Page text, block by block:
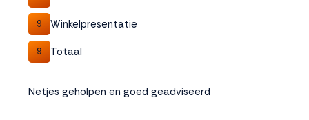
9 Winkelpresentatie
9 Totaal
Netjes geholpen en goed geadviseerd